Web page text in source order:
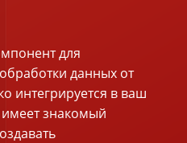
для
данных от
интегрируется в ваш
знакомый